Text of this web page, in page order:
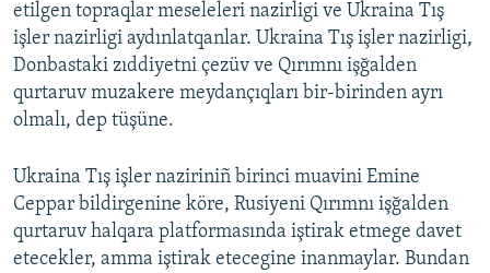
etilgen topraqlar meseleleri nazirligi ve Ukraina Tış
işler nazirligi aydınlatqanlar. Ukraina Tış işler nazirligi,
Donbastaki zıddiyetni çezüv ve Qırımnı işğalden
qurtaruv muzakere meydançıqları bir-birinden ayrı
olmalı, dep tüşüne.
Ukraina Tış işler naziriniñ birinci muavini Emine
Ceppar bildirgenine köre, Rusiyeni Qırımnı işğalden
qurtaruv halqara platformasında iştirak etmege davet
etecekler, amma iştirak etecegine inanmaylar. Bundan